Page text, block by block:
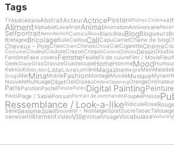
Tags
TVAbécédaireAbstraitActeurActricePosterAffiches Cinéma
AlimentAlphabetLoveAnge AnimalAnimationAnniversaire
SelfportraitAvionAxolotlComicsBijou BlancBleuBlogBlogueurs
BretagneBricolageBulleCaillouCaliCapuCarnetChaine de blog
Cheveux - PoilsChexChienChinoisChloéCielCigaretteCinéma
CostumeCouleurCoutureCrayonCroquisCuisineDdoooDessinDoudou
FantômeFake coversFemmeFeuilleFil de cuivreFilm / MovieFleur
GeekGlaceGrasGravureGuadeloupeHomeHommeMoodHumour
KekKikiKilosLibon ListeLivreLumièreMagazineMaigre MainMalade
DrugsMerMinaMobileFashionMontageMuséeMusiqueMyriam
NouvelleNuNuageObjetOeilOiseauOmbreOpeningOrangeOrdinateur
ParisParutionPastelPatatePatesDigital PaintingPeinture
PiedsPlage / SablePoissonPortrait de commande PoupéePresse
Ressemblance / Look-a-likeRidiculeRoseRouge
SérieSexismeSoleilSouvenir - NostalgieSportSucreTabacTatouage
VerreVertVêtementVidéoVilleVirtuelVisageVocabulaireVoiture